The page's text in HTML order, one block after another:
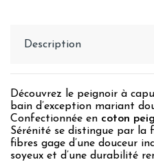
Description
Découvrez le peignoir à
bain d’exception mariant
Confectionnée en coton
Sérénité se distingue par la
fibres gage d’une douceur
soyeux et d’une durabilité